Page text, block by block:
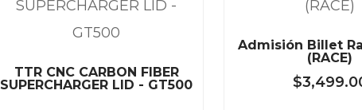
TTR CNC CARBON FIBER
SUPERCHARGER LID - GT500
Admisión Billet
(RACE)
$